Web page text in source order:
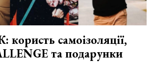
користь самоізоляції,
та подарунки